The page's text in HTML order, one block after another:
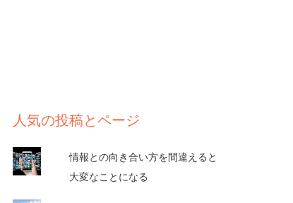
人気の投稿とページ
情報との向き合い方を間違えると
大変なことになる